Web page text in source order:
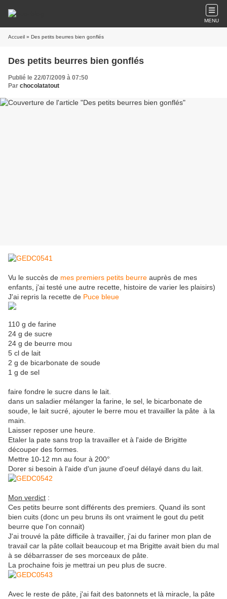
MENU
Accueil » Des petits beurres bien gonflés
Des petits beurres bien gonflés
Publié le 22/07/2009 à 07:50
Par chocolatatout
Vu le succès de mes premiers petits beurre auprès de mes
enfants, j'ai testé une autre recette, histoire de varier les plaisirs)
J'ai repris la recette de Puce bleue
110 g de farine
24 g de sucre
24 g de beurre mou
5 cl de lait
2 g de bicarbonate de soude
1 g de sel
faire fondre le sucre dans le lait.
dans un saladier mélanger la farine, le sel, le bicarbonate de
soude, le lait sucré, ajouter le berre mou et travailler la pâte à la
main.
Laisser reposer une heure.
Etaler la pate sans trop la travailler et à l'aide de Brigitte
découper des formes.
Mettre 10-12 mn au four à 200°
Dorer si besoin à l'aide d'un jaune d'oeuf délayé dans du lait.
Mon verdict :
Ces petits beurre sont différents des premiers. Quand ils sont
bien cuits (donc un peu bruns ils ont vraiment le gout du petit
beurre que l'on connait)
J'ai trouvé la pâte difficile à travailler, j'ai du fariner mon plan de
travail car la pâte collait beaucoup et ma Brigitte avait bien du mal
à se débarrasser de ses morceaux de pâte.
La prochaine fois je mettrai un peu plus de sucre.
Avec le reste de pâte, j'ai fait des batonnets et là miracle, la pâte